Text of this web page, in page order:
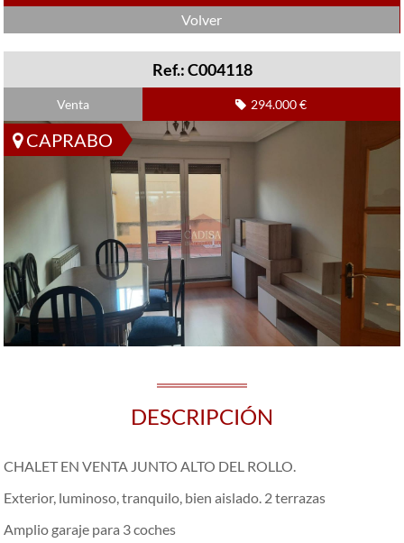
Volver
Ref.: C004118
Venta 294.000 €
CAPRABO
DESCRIPCIÓN
CHALET EN VENTA JUNTO ALTO DEL ROLLO.
Exterior, luminoso, tranquilo, bien aislado. 2 terrazas
Amplio garaje para 3 coches